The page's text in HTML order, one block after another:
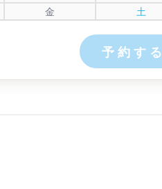
金 土
予約する